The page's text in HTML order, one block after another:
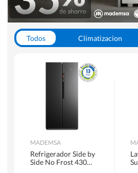
Todos Climatizacion
Hornos y Microondas
MADEMSA
Refrigerador Side by
Side No Frost 430